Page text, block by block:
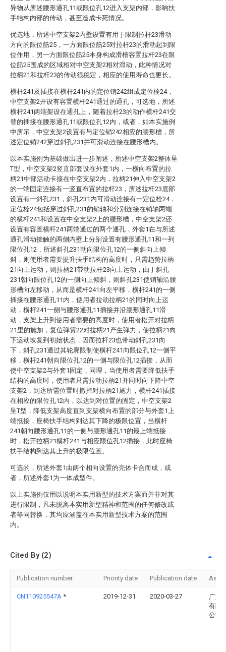
异物从所述腰形通孔11或限位孔12进入支架内部，影响扶
手结构内部的传动，甚至造成卡死情况。
优选地，所述中空支架2内壁设置有用于限制拉杆23滑动
方向的限位筋25，一方面限位筋25对拉杆23的滑动起到限
位作用，另一方面限位筋25本身构成滑槽容置拉杆23在限
位筋25围成的区域相对中空支架2相对滑动，此种情况对
拉柄21和拉杆23的传动很稳定，相应的使用寿命也更长。
横杆241及插接在横杆241内的定位销242组成定位栓24，
中空支架2开设有容置横杆241通过的通孔，可选地，所述
横杆241两端架设在通孔上，随着拉杆23的动作横杆241交
替的插接在腰形通孔11或限位孔12内，或者，如本实施例
中所示，中空支架2设置有与定位销242相应的腰形槽，所
述定位销242穿过斜孔231并可滑动连接在腰形槽内。
以本实施例为基础做出进一步阐述，所述中空支架2整体呈
T型，中空支架2竖直部套设在外套1内，一横向布置的拉
柄21中部活动卡接在中空支架2内，拉柄21伸入中空支架2
的一端固定连接有一竖直布置的拉杆23，所述拉杆23底部
设置有一斜孔231，斜孔231内可滑动连接有一定位栓24，
定位栓24包括穿过斜孔231的销轴和分别连接在销轴两端
的横杆241和设置在中空支架2上的腰形槽，中空支架2还
设置有容置横杆241两端通过的两个通孔，外套1在与所述
通孔滑动接触的两侧内壁上分别设置有腰形通孔11和一列
限位孔12，所述斜孔231朝向限位孔12的一侧斜向上倾
斜，则使用者需要提升扶手结构的高度时，只需趋势拉柄
21向上运动，则拉柄21带动拉杆23向上运动，由于斜孔
231朝向限位孔12的一侧向上倾斜，则斜孔231使销轴沿腰
形槽向左移动，从而是横杆241向左平移，横杆241的一侧
插接在腰形通孔11内，使用者拉动拉柄21的同时向上运
动，横杆241一侧与腰形通孔11插接并沿腰形通孔11滑
动，支架上升到使用者需要的高度时，使用者松开对拉柄
21里的施加，复位弹簧22对拉柄21产生弹力，使拉柄21向
下运动恢复到初始状态，因而拉杆23也带动斜孔231向
下，斜孔231通过其轮廓限制使横杆241向限位孔12一侧平
移，横杆241朝向限位孔12的一侧与限位孔12插接，从而
使中空支架2与外套1固定，同理，当使用者需要降低扶手
结构的高度时，使用者只需拉动拉柄21并同时向下降中空
支架2，到达所需位置时撤掉对拉柄21施力，横杆241插接
在相应的限位孔12内，以达到对位置的固定，中空支架2
呈T型，降低支架高度直到支架横向布置的部分与外套1上
端抵接，座椅扶手结构到达其下降的极限位置，当横杆
241朝向腰形通孔11的一侧与腰形通孔11的最上端抵接
时，松开拉柄21横杆241与相应限位孔12插接，此时座椅
扶手结构到达其上升的极限位置。
可选的，所述外套1由两个相向设置的壳体卡合而成，或
者，所述外套1为一体成型件。
以上实施例仅用以说明本实用新型的技术方案而并非对其
进行限制，凡未脱离本实用新型精神和范围的任何修改或
者等同替换，其均应涵盖在本实用新型技术方案的范围
内。
Cited By (2)
Publication number Priority date Publication date
CN110925547A * 2019-12-31 2020-03-27
广东
有限
公司